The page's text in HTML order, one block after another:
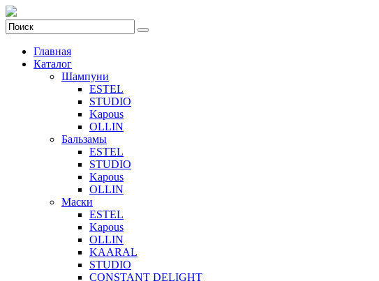
Главная
Каталог
Шампуни
ESTEL
STUDIO
Kapous
OLLIN
Бальзамы
ESTEL
STUDIO
Kapous
OLLIN
Маски
ESTEL
Kapous
OLLIN
KAARAL
STUDIO
CONSTANT DELIGHT